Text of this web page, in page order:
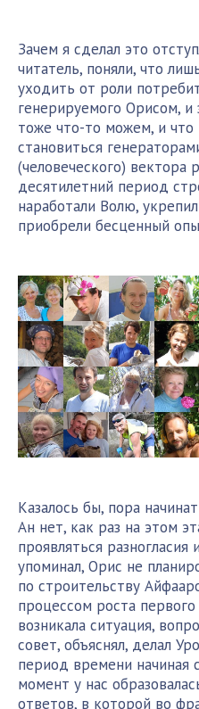
Зачем я сделал это
читатель, поняли, что
уходить от роли
генерируемого Орисом,
тоже что-то можем, и
становиться
(человеческого) вектора
десятилетний период
наработали Волю,
приобрели бесценный
Казалось бы, пора
Ан нет, как раз на этом
проявляться
упоминал, Орис не
по строительству
процессом роста
возникала ситуация,
совет, объяснял, делал
период времени начиная
момент у нас
ответов, в которой во